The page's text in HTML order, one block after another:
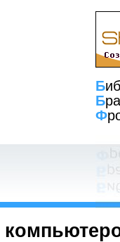
Б
Б
Ф